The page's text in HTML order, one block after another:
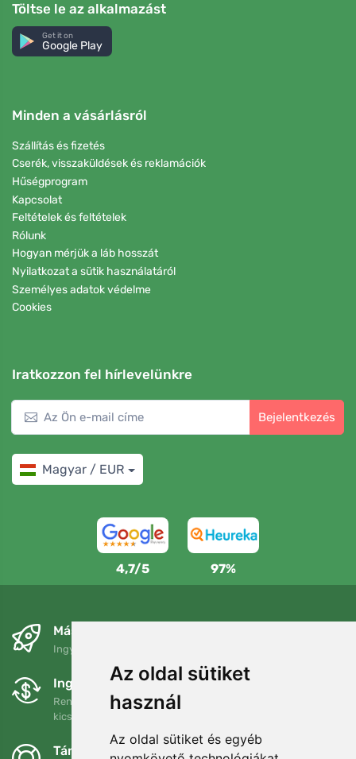
Az oldal sütiket
használ
Az oldal sütiket és egyéb
Töltse le az alkalmazást
Get it on
Google Play
Minden a vásárlásról
Szállítás és fizetés
Cserék, visszaküldések és reklamációk
Hűségprogram
Kapcsolat
Feltételek és feltételek
Rólunk
Hogyan mérjük a láb hosszát
Nyilatkozat a sütik használatáról
Személyes adatok védelme
Cookies
Iratkozzon fel hírlevelünkre
Bejelentkezés
Magyar / EUR
4,7/5 97%
Másnapra és ingyenesen
Ingyenes szállítás a következő összeg felett: 80 EUR
Ingyenes csere és visszaküldés
Rendelését 90 napon belül bármikor visszaküldheti vagy
kicserélheti.
Támogatjuk a Trees.org-ot